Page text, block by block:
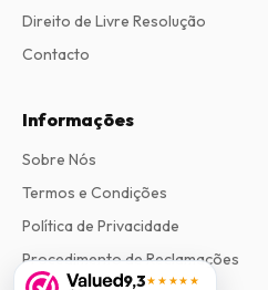
9,3★★★★★
Direito de Livre Resolução
Contacto
Informações
Sobre Nós
Termos e Condições
Política de Privacidade
Procedimento de Reclamações